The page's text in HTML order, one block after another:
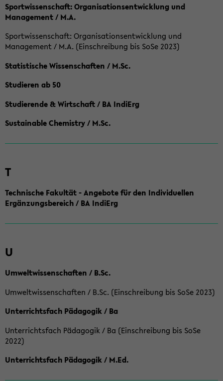
Sportwissenschaft: Organisationsentwicklung und
Management / M.A.
Sportwissenschaft: Organisationsentwicklung und
Management / M.A. (Einschreibung bis SoSe 2023)
Statistische Wissenschaften / M.Sc.
Studieren ab 50
Studierende & Wirtschaft / BA IndiErg
Sustainable Chemistry / M.Sc.
T
Technische Fakultät - Angebote für den Individuellen
Ergänzungsbereich / BA IndiErg
U
Umweltwissenschaften / B.Sc.
Umweltwissenschaften / B.Sc. (Einschreibung bis SoSe 2023)
Unterrichtsfach Pädagogik / Ba
Unterrichtsfach Pädagogik / Ba (Einschreibung bis SoSe
2022)
Unterrichtsfach Pädagogik / M.Ed.